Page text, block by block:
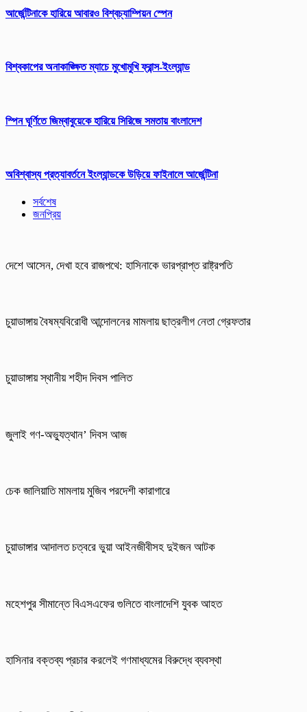
আর্জেন্টিনাকে হারিয়ে আবারও বিশ্বচ্যাম্পিয়ন স্পেন
বিশ্বকাপের অনাকাঙ্ক্ষিত ম্যাচে মুখোমুখি ফ্রান্স-ইংল্যান্ড
স্পিন ঘূর্ণিতে জিম্বাবুয়েকে হারিয়ে সিরিজে সমতায় বাংলাদেশ
অবিশ্বাস্য প্রত্যাবর্তনে ইংল্যান্ডকে উড়িয়ে ফাইনালে আর্জেন্টিনা
সর্বশেষ
জনপ্রিয়
দেশে আসেন, দেখা হবে রাজপথে: হাসিনাকে ভারপ্রাপ্ত রাষ্ট্রপতি
চুয়াডাঙ্গায় বৈষম্যবিরোধী আন্দোলনের মামলায় ছাত্রলীগ নেতা গ্রেফতার
চুয়াডাঙ্গায় স্থানীয় শহীদ দিবস পা‌লিত
জুলাই গণ-অভ্যুত্থান’ দিবস আজ
চেক জালিয়াতি মামলায় মুজিব পরদেশী কারাগারে
চুয়াডাঙ্গার আদালত চত্বরে ভুয়া আইনজীবীসহ দুইজন আটক
মহেশপুর সীমান্তে বিএসএফের গুলিতে বাংলাদেশি যুবক আহত
হাসিনার বক্তব্য প্রচার করলেই গণমাধ্যমের বিরুদ্ধে ব্যবস্থা